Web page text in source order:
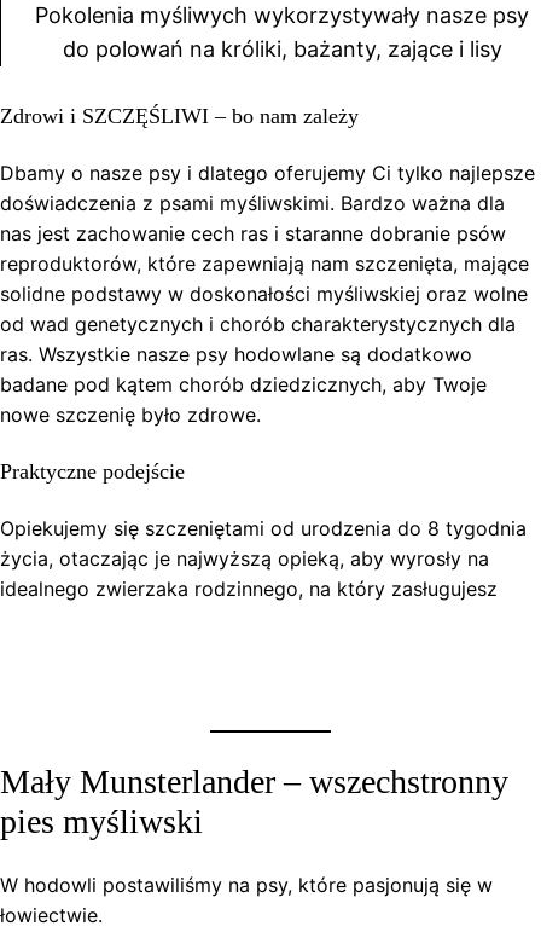
Pokolenia myśliwych wykorzystywały nasze psy
do polowań na króliki, bażanty, zające i lisy
Zdrowi i SZCZĘŚLIWI – bo nam zależy
Dbamy o nasze psy i dlatego oferujemy Ci tylko najlepsze
doświadczenia z psami myśliwskimi. Bardzo ważna dla
nas jest zachowanie cech ras i staranne dobranie psów
reproduktorów, które zapewniają nam szczenięta, mające
solidne podstawy w doskonałości myśliwskiej oraz wolne
od wad genetycznych i chorób charakterystycznych dla
ras. Wszystkie nasze psy hodowlane są dodatkowo
badane pod kątem chorób dziedzicznych, aby Twoje
nowe szczenię było zdrowe.
Praktyczne podejście
Opiekujemy się szczeniętami od urodzenia do 8 tygodnia
życia, otaczając je najwyższą opieką, aby wyrosły na
idealnego zwierzaka rodzinnego, na który zasługujesz
Mały Munsterlander – wszechstronny
pies myśliwski
W hodowli postawiliśmy na psy, które pasjonują się w
łowiectwie.